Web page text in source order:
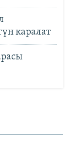
каралат